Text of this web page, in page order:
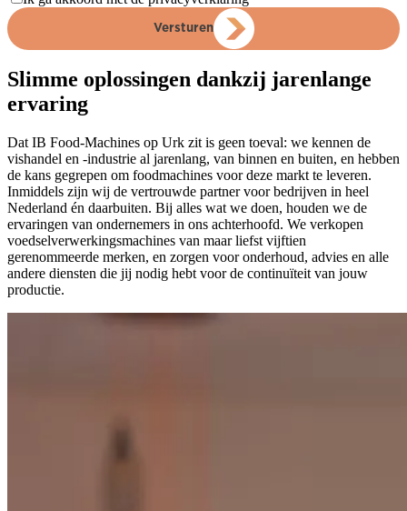
Versturen
Slimme oplossingen dankzij jarenlange
ervaring
Dat IB Food-Machines op Urk zit is geen toeval: we kennen de
vishandel en -industrie al jarenlang, van binnen en buiten, en hebben
de kans gegrepen om foodmachines voor deze markt te leveren.
Inmiddels zijn wij de vertrouwde partner voor bedrijven in heel
Nederland én daarbuiten. Bij alles wat we doen, houden we de
ervaringen van ondernemers in ons achterhoofd. We verkopen
voedselverwerkingsmachines van maar liefst vijftien
gerenommeerde merken, en zorgen voor onderhoud, advies en alle
andere diensten die jij nodig hebt voor de continuïteit van jouw
productie.